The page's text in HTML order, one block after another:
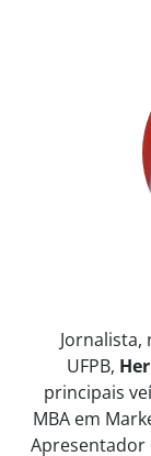
UFPB,
principais
MBA em
Apresentador